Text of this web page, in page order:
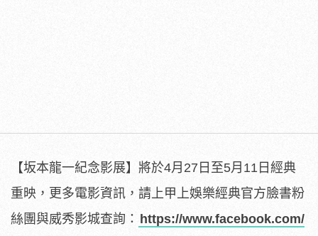
【坂本龍一紀念影展】將於4月27日至5月11日經典
重映， 更多電影資訊，請上甲上娛樂經典官方臉書粉
絲團與威秀影城查詢： https://www.facebook.com/